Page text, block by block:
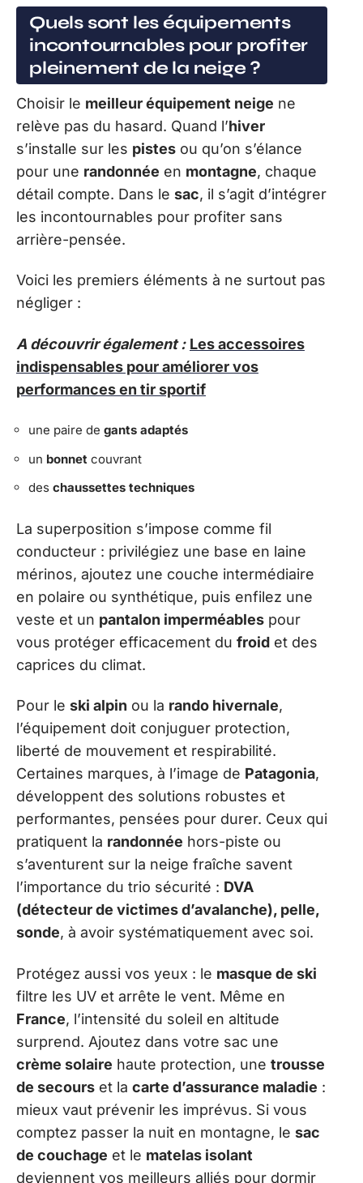
Quels sont les équipements
incontournables pour profiter
pleinement de la neige ?
Choisir le meilleur équipement neige ne
relève pas du hasard. Quand l’hiver
s’installe sur les pistes ou qu’on s’élance
pour une randonnée en montagne, chaque
détail compte. Dans le sac, il s’agit d’intégrer
les incontournables pour profiter sans
arrière-pensée.
Voici les premiers éléments à ne surtout pas
négliger :
A découvrir également : Les accessoires
indispensables pour améliorer vos
performances en tir sportif
une paire de gants adaptés
un bonnet couvrant
des chaussettes techniques
La superposition s’impose comme fil
conducteur : privilégiez une base en laine
mérinos, ajoutez une couche intermédiaire
en polaire ou synthétique, puis enfilez une
veste et un pantalon imperméables pour
vous protéger efficacement du froid et des
caprices du climat.
Pour le ski alpin ou la rando hivernale,
l’équipement doit conjuguer protection,
liberté de mouvement et respirabilité.
Certaines marques, à l’image de Patagonia,
développent des solutions robustes et
performantes, pensées pour durer. Ceux qui
pratiquent la randonnée hors-piste ou
s’aventurent sur la neige fraîche savent
l’importance du trio sécurité : DVA
(détecteur de victimes d’avalanche), pelle,
sonde, à avoir systématiquement avec soi.
Protégez aussi vos yeux : le masque de ski
filtre les UV et arrête le vent. Même en
France, l’intensité du soleil en altitude
surprend. Ajoutez dans votre sac une
crème solaire haute protection, une trousse
de secours et la carte d’assurance maladie :
mieux vaut prévenir les imprévus. Si vous
comptez passer la nuit en montagne, le sac
de couchage et le matelas isolant
deviennent vos meilleurs alliés pour dormir